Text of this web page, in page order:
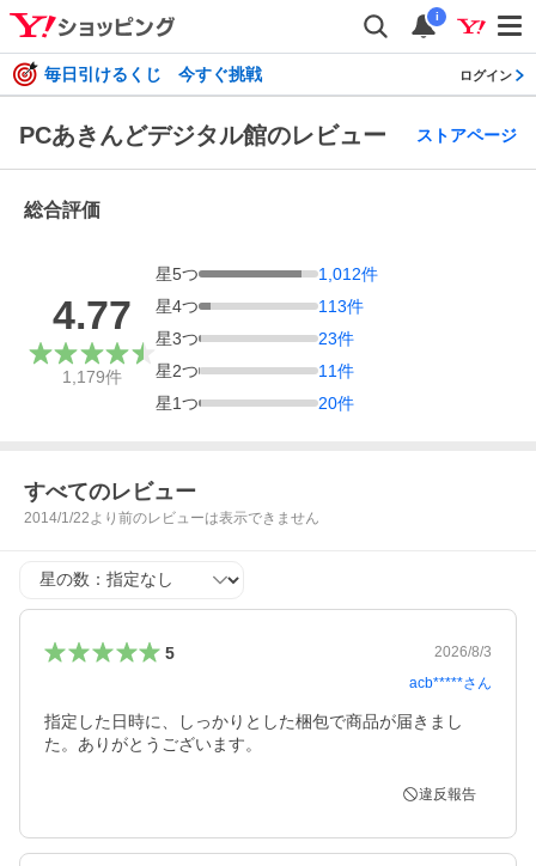
i
毎日引けるくじ 今すぐ挑戦 ログイン
PCあきんどデジタル館のレビュー ストアページ
総合評価
4.77
1,179件
星5つ 1,012件
星4つ 113件
星3つ 23件
星2つ 11件
星1つ 20件
すべてのレビュー
2014/1/22より前のレビューは表示できません
星の数
5
2026/8/3
acb*****さん
指定した日時に、しっかりとした梱包で商品が届きまし
た。ありがとうございます。
違反報告